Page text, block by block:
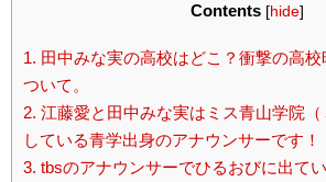
Contents [hide]
1. 田中みな実の高校はどこ？衝撃の高
ついて。
2. 江藤愛と田中みな実はミス青山学院
している青学出身のアナウンサーです！
3. tbsのアナウンサーでひるおびに出て